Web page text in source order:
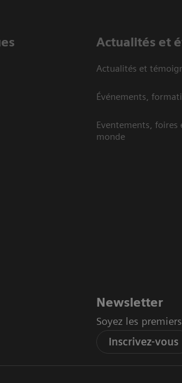
Actualités et
Actualités et
Événements,
Eventements, foires
monde
Newsletter
Soyez les
Inscrivez-vous